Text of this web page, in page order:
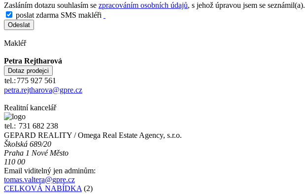
Zasláním dotazu souhlasím se zpracováním osobních údajů, s jehož úpravou jsem se seznámil(a).
poslat zdarma SMS makléři
Makléř
Petra Rejtharová
tel.: 775 927 561
petra.rejtharova@gpre.cz
Realitní kancelář
tel.: 731 682 238
GEPARD REALITY / Omega Real Estate Agency, s.r.o.
Školská 689/20
Praha 1 Nové Město
110 00
Email viditelný jen adminům:
tomas.valtera@gpre.cz
CELKOVÁ NABÍDKA (2)